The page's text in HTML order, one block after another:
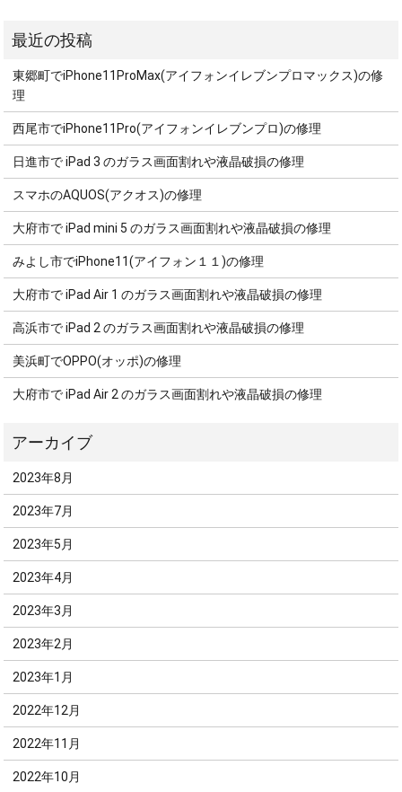
東郷町でiPhone11ProMax(アイフォンイレブンプロマックス)の修
理
西尾市でiPhone11Pro(アイフォンイレブンプロ)の修理
日進市で iPad 3 のガラス画面割れや液晶破損の修理
スマホのAQUOS(アクオス)の修理
大府市で iPad mini 5 のガラス画面割れや液晶破損の修理
みよし市でiPhone11(アイフォン１１)の修理
大府市で iPad Air 1 のガラス画面割れや液晶破損の修理
高浜市で iPad 2 のガラス画面割れや液晶破損の修理
美浜町でOPPO(オッポ)の修理
大府市で iPad Air 2 のガラス画面割れや液晶破損の修理
2023年8月
2023年7月
2023年5月
2023年4月
2023年3月
2023年2月
2023年1月
2022年12月
2022年11月
2022年10月